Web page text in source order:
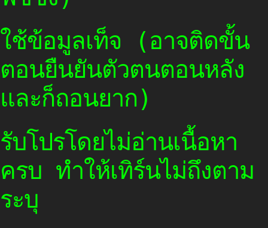
ใช้ข้อมูลเท็จ (อาจติดขั้น
ตอนยืนยันตัวตนตอนหลัง
และก็ถอนยาก)
รับโปรโดยไม่อ่านเนื้อหา
ครบ ทำให้เทิร์นไม่ถึงตาม
ระบุ